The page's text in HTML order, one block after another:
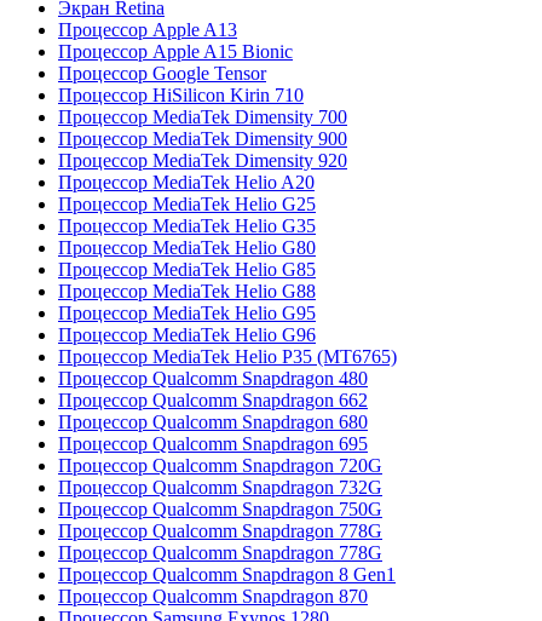
Экран Retina
Процессор Apple A13
Процессор Apple A15 Bionic
Процессор Google Tensor
Процессор HiSilicon Kirin 710
Процессор MediaTek Dimensity 700
Процессор MediaTek Dimensity 900
Процессор MediaTek Dimensity 920
Процессор MediaTek Helio A20
Процессор MediaTek Helio G25
Процессор MediaTek Helio G35
Процессор MediaTek Helio G80
Процессор MediaTek Helio G85
Процессор MediaTek Helio G88
Процессор MediaTek Helio G95
Процессор MediaTek Helio G96
Процессор MediaTek Helio P35 (MT6765)
Процессор Qualcomm Snapdragon 480
Процессор Qualcomm Snapdragon 662
Процессор Qualcomm Snapdragon 680
Процессор Qualcomm Snapdragon 695
Процессор Qualcomm Snapdragon 720G
Процессор Qualcomm Snapdragon 732G
Процессор Qualcomm Snapdragon 750G
Процессор Qualcomm Snapdragon 778G
Процессор Qualcomm Snapdragon 778G
Процессор Qualcomm Snapdragon 8 Gen1
Процессор Qualcomm Snapdragon 870